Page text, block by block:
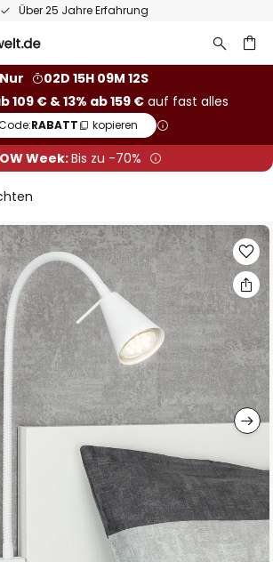
Über 25 Jahre Erfahrung
Nur
02D 15H 09M 12S
109 € & 13% ab 159 €auf fast alles
RABATT kopieren
Week:Bis zu -70%